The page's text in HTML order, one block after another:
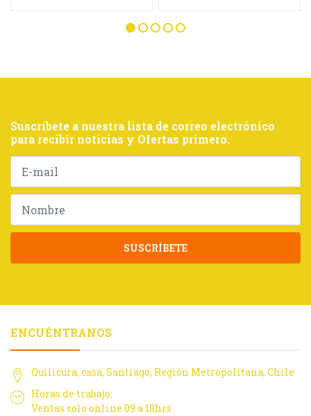
Suscríbete a nuestra lista de correo electrónico
para recibir noticias y Ofertas primero.
SUSCRÍBETE
ENCUÉNTRANOS
Quilicura, casa, Santiago, Región Metropolitana, Chile
Horas de trabajo:
Ventas solo online 09 a 18hrs